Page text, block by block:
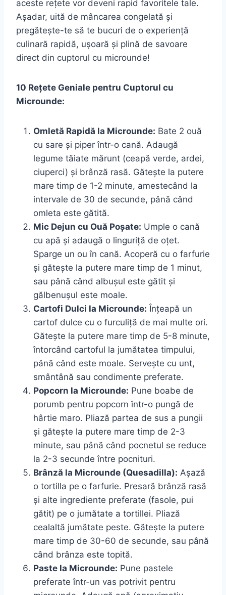
aceste rețete vor deveni rapid favoritele tale.
Așadar, uită de mâncarea congelată și
pregătește-te să te bucuri de o experiență
culinară rapidă, ușoară și plină de savoare
direct din cuptorul cu microunde!
10 Rețete Geniale pentru Cuptorul cu
Microunde:
Omletă Rapidă la Microunde: Bate 2 ouă
cu sare și piper într-o cană. Adaugă
legume tăiate mărunt (ceapă verde, ardei,
ciuperci) și brânză rasă. Gătește la putere
mare timp de 1-2 minute, amestecând la
intervale de 30 de secunde, până când
omleta este gătită.
Mic Dejun cu Ouă Poșate: Umple o cană
cu apă și adaugă o linguriță de oțet.
Sparge un ou în cană. Acoperă cu o farfurie
și gătește la putere mare timp de 1 minut,
sau până când albușul este gătit și
gălbenușul este moale.
Cartofi Dulci la Microunde: Înțeapă un
cartof dulce cu o furculiță de mai multe ori.
Gătește la putere mare timp de 5-8 minute,
întorcând cartoful la jumătatea timpului,
până când este moale. Servește cu unt,
smântână sau condimente preferate.
Popcorn la Microunde: Pune boabe de
porumb pentru popcorn într-o pungă de
hârtie maro. Pliază partea de sus a pungii
și gătește la putere mare timp de 2-3
minute, sau până când pocnetul se reduce
la 2-3 secunde între pocnituri.
Brânză la Microunde (Quesadilla): Așază
o tortilla pe o farfurie. Presară brânză rasă
și alte ingrediente preferate (fasole, pui
gătit) pe o jumătate a tortillei. Pliază
cealaltă jumătate peste. Gătește la putere
mare timp de 30-60 de secunde, sau până
când brânza este topită.
Paste la Microunde: Pune pastele
preferate într-un vas potrivit pentru